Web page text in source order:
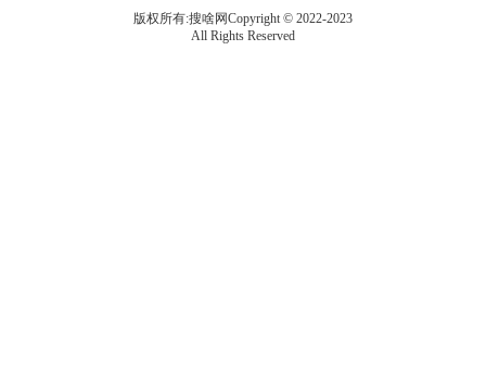
版权所有:搜啥网Copyright © 2022-2023
All Rights Reserved